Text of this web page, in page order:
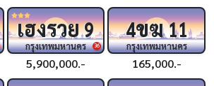
36
เฮงรวย9
กรุงเทพมหานคร
5,900,000.-
4ขฆ11
กรุงเทพมหานคร
165,000.-